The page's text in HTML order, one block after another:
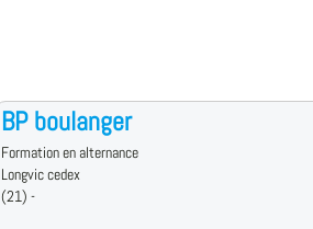
BP boulanger
Formation en alternance
Longvic cedex
(21) -